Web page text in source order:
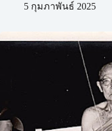
5 กุมภาพันธ์ 2025